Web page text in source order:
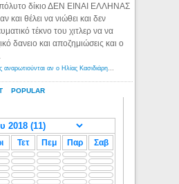
POPULAR
δίκιο ΔΕΝ ΕΙΝΑΙ ΕΛΛΗΝΑΣ
και θέλει να νιώθει και δεν
τέκνο του χιτλερ να να
δανειο και αποζημιώσεις και ο
Αμερικανοί ρατσιστές αναρωτιούνται αν ο Ηλίας Κασιδιάρης ανήκει στη λευκή φυλή... - Λόγιος Ερμής
Τετ Πεμ Παρ Σαβ